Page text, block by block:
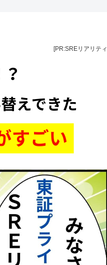
[PR:SREリアリテ